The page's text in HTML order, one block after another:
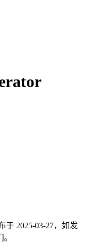
于 2025-03-27，如发